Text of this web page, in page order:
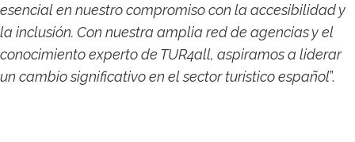
esencial en nuestro compromiso con la accesibilidad y
la inclusión. Con nuestra amplia red de agencias y el
conocimiento experto de TUR4all, aspiramos a liderar
un cambio significativo en el sector turístico español”.